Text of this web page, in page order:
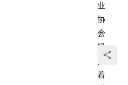
业
协
会
紧
着